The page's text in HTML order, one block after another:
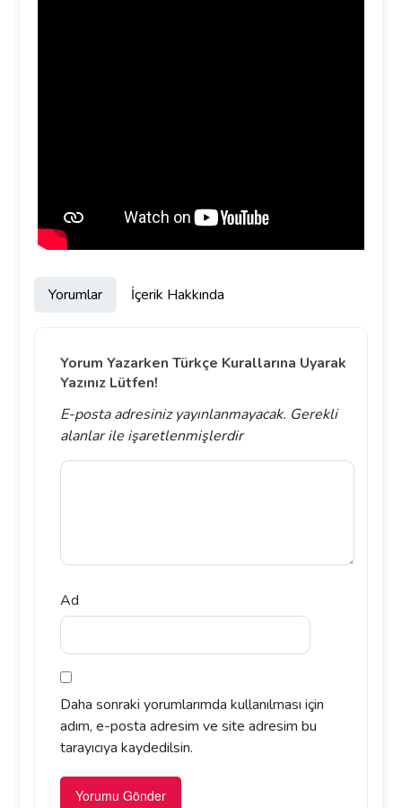
Yorumlar İçerik Hakkında
Yorum Yazarken Türkçe Kurallarına Uyarak
Yazınız Lütfen!
E-posta adresiniz yayınlanmayacak. Gerekli
alanlarile işaretlenmişlerdir
Ad
Daha sonraki yorumlarımda kullanılması için
adım, e-posta adresim ve site adresim bu
tarayıcıya kaydedilsin.